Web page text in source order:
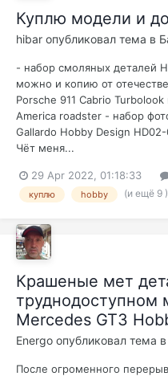
Куплю модели и
hibar опубликовал тема в
- набор смоляных деталей
можно и копию от
Porsche 911 Cabrio
America roadster - набор
Gallardo Hobby Design
Чёт меня...
29 Apr 2022, 01:18:33
куплю hobby (и ещё 9 )
Крашеные мет
труднодоступном
Mercedes GT3
Energo опубликовал тема в
После огроменного